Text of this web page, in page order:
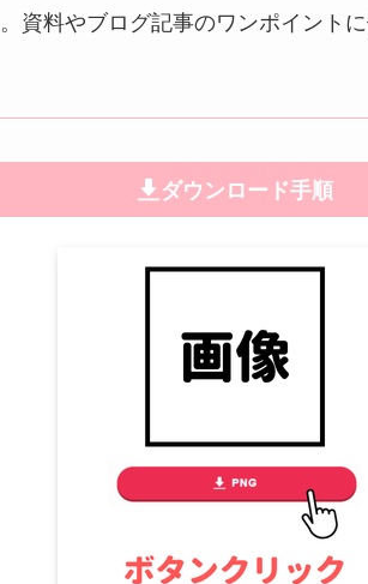
資料やブログ記事のワンポイント
ダウンロード手順